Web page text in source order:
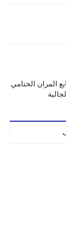
المران الختامي